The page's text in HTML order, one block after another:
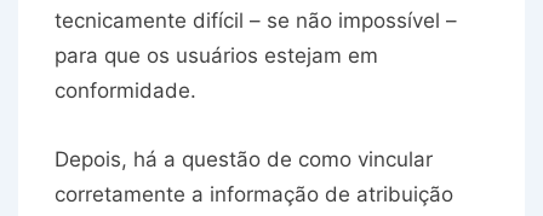
tecnicamente difícil – se não impossível –
para que os usuários estejam em
conformidade.
Depois, há a questão de como vincular
corretamente a informação de atribuição